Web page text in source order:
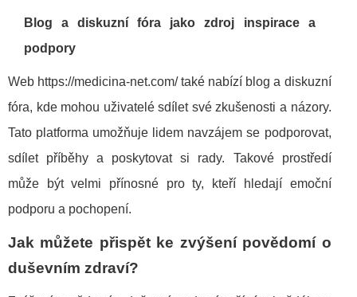
Blog a diskuzní fóra jako zdroj inspirace a
podpory
Web https://medicina-net.com/ také nabízí blog a diskuzní
fóra, kde mohou uživatelé sdílet své zkušenosti a názory.
Tato platforma umožňuje lidem navzájem se podporovat,
sdílet příběhy a poskytovat si rady. Takové prostředí
může být velmi přínosné pro ty, kteří hledají emoční
podporu a pochopení.
Jak můžete přispět ke zvýšení povědomí o
duševním zdraví?